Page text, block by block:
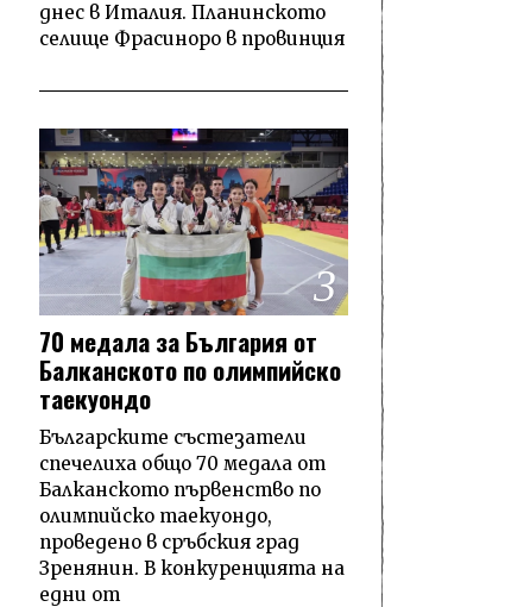
днес в Италия. Планинското
селище Фрасиноро в провинция
3
70 медала за България от
Балканското по олимпийско
таекуондо
Българските състезатели
спечелиха общо 70 медала от
Балканското първенство по
олимпийско таекуондо,
проведено в сръбския град
Зренянин. В конкуренцията на
едни от